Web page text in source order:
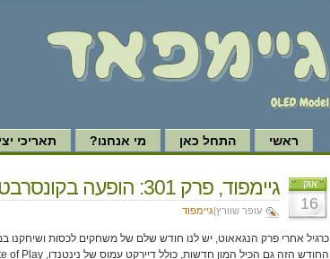
ראשי התחל כאן מי אנחנו? תאריכי
אוק
16
גיימפוד, פרק 301: הופעה בקונסרבטוריון בכיתה ו'
עופר שוורץ|גיימפוד
כרגיל אחרי פרק הנגאאוט, יש לנו חודש שלם של משחקים לכסות ושיחקנו